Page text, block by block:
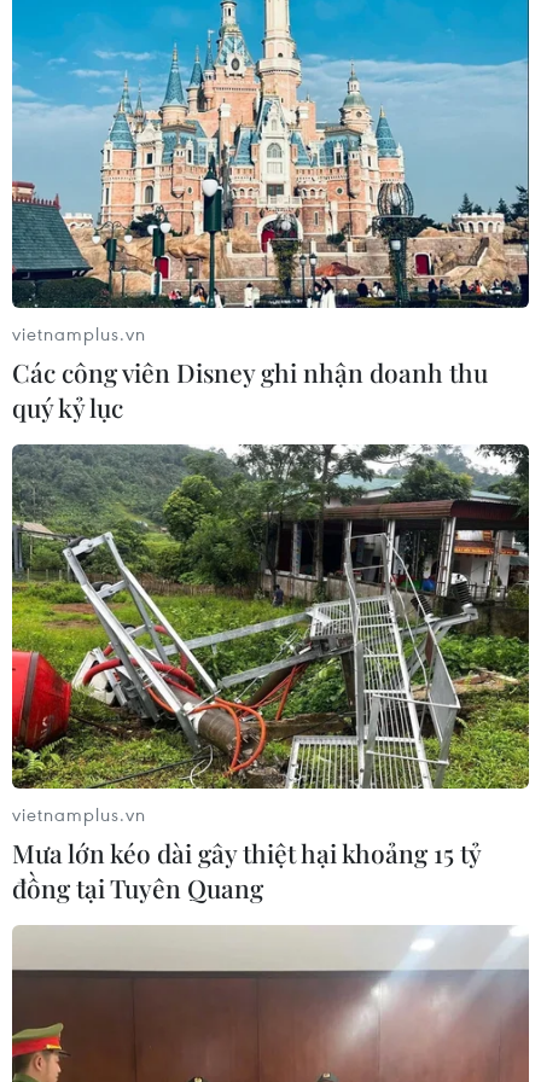
Taliban muốn chuyển giao quyền lực êm
đềm trong "vài ngày tới"
15/08/2021 12:59
Phát biểu tại Qatar trong khuôn khổ phái đoàn đàm
phán Taliban, người phát ngôn Taliban cho biết: "Trong
vài ngày tới, chúng tôi muốn có một sự chuyển giao
(quyền lực) hòa bình."
vietnamplus.vn
Các công viên Disney ghi nhận doanh thu
quý kỷ lục
vietnamplus.vn
Mưa lớn kéo dài gây thiệt hại khoảng 15 tỷ
đồng tại Tuyên Quang